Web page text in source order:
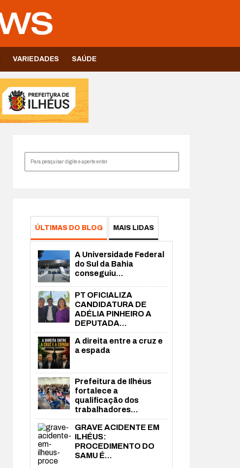
VARIEDADES SAÚDE
ÚLTIMAS DO BLOG MAIS LIDAS
A Universidade Federal
do Sul da Bahia
conseguiu...
PT OFICIALIZA
CANDIDATURA DE
ADÉLIA PINHEIRO A
DEPUTADA...
A direita entre a cruz e
a espada
Prefeitura de Ilhéus
fortalece a
qualificação dos
trabalhadores...
GRAVE ACIDENTE EM
ILHÉUS:
PROCEDIMENTO DO
SAMU É...